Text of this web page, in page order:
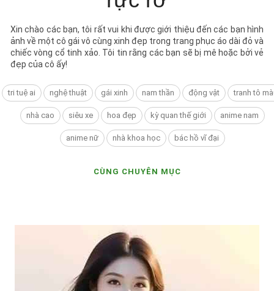
Xin chào các bạn, tôi rất vui khi được giới thiệu đến các bạn hình
ảnh về một cô gái vô cùng xinh đẹp trong trang phục áo dài đỏ và
chiếc vòng cổ tinh xảo. Tôi tin rằng các bạn sẽ bị mê hoặc bởi vẻ
đẹp của cô ấy!
tri tuệ ai nghệ thuật gái xinh nam thần động vật tranh tô
nhà cao siêu xe hoa đẹp kỳ quan thế giới anime nam
anime nữ nhà khoa học bác hồ vĩ đại
CÙNG CHUYÊN MỤC